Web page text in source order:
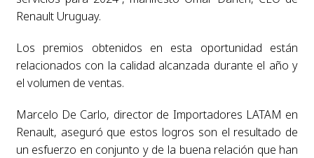
Renault Uruguay.
Los premios obtenidos en esta oportunidad están
relacionados con la calidad alcanzada durante el año y
el volumen de ventas.
Marcelo De Carlo, director de Importadores LATAM en
Renault, aseguró que estos logros son el resultado de
un esfuerzo en conjunto y de la buena relación que han